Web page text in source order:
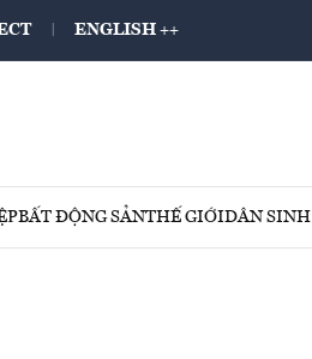
ENGLISH ++
BẤT ĐỘNG SẢNTHẾ GIỚIDÂN SINH